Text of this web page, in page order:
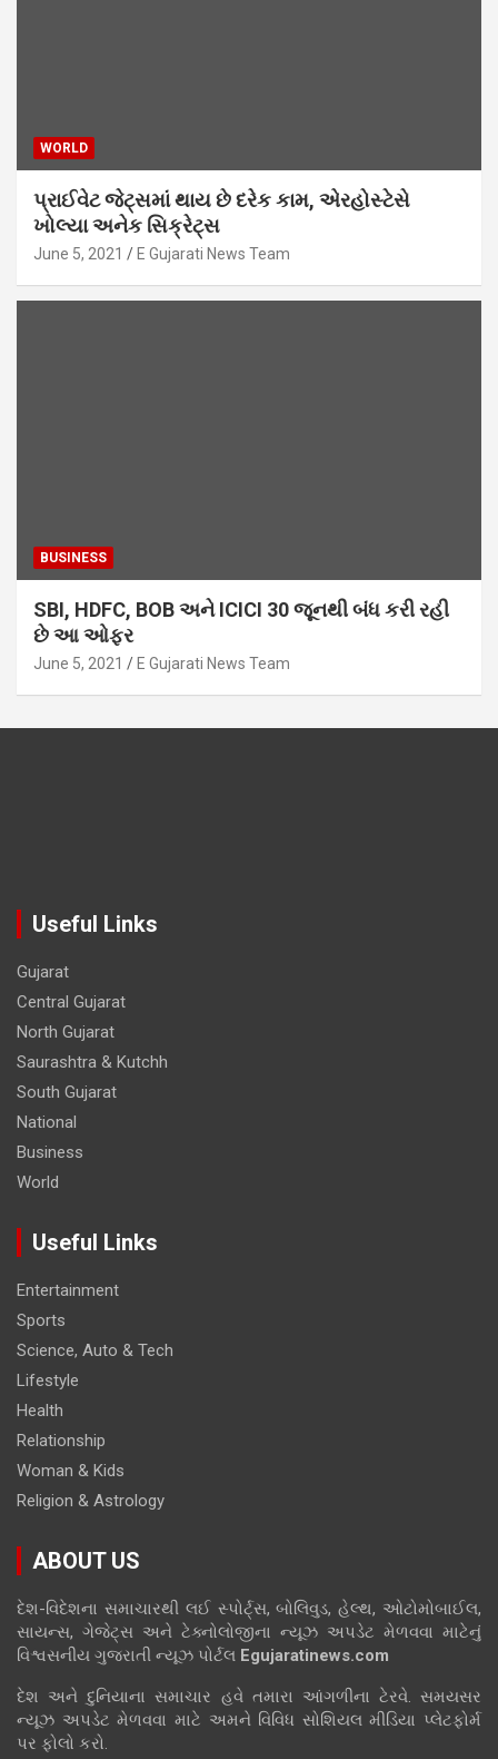
WORLD
પ્રાઈવેટ જેટ્સમાં થાય છે દરેક કામ, એરહોસ્ટેસે
ખોલ્યા અનેક સિક્રેટ્સ
June 5, 2021 E Gujarati News Team
BUSINESS
SBI, HDFC, BOB અને ICICI 30 જૂનથી બંધ કરી રહી
છે આ ઓફર
June 5, 2021 E Gujarati News Team
Useful Links
Gujarat
Central Gujarat
North Gujarat
Saurashtra & Kutchh
South Gujarat
National
Business
World
Useful Links
Entertainment
Sports
Science, Auto & Tech
Lifestyle
Health
Relationship
Woman & Kids
Religion & Astrology
ABOUT US
દેશ-વિદેશના સમાચારથી લઈ સ્પોર્ટ્સ, બોલિવુડ, હેલ્થ, ઓટોમોબાઈલ,
સાયન્સ, ગેજેટ્સ અને ટેક્નોલોજીના ન્યૂઝ અપડેટ મેળવવા માટેનું
વિશ્વસનીય ગુજરાતી ન્યૂઝ પોર્ટલ Egujaratinews.com
દેશ અને દુનિયાના સમાચાર હવે તમારા આંગળીના ટેરવે. સમયસર
ન્યૂઝ અપડેટ મેળવવા માટે અમને વિવિધ સોશિયલ મીડિયા પ્લેટફોર્મ
પર ફોલો કરો.